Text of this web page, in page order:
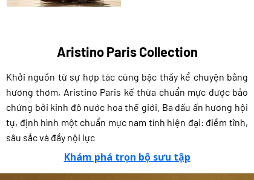
Aristino Paris Collection
Khởi nguồn từ sự hợp tác cùng bậc thầy kể chuyện bằng
hương thơm, Aristino Paris kế thừa chuẩn mực được bảo
chứng bởi kinh đô nước hoa thế giới. Ba dấu ấn hương hội
tụ, định hình một chuẩn mực nam tính hiện đại: điềm tĩnh,
sâu sắc và đầy nội lực
Khám phá trọn bộ sưu tập